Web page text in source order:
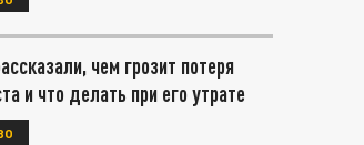
чем грозит потеря
и что делать при его утрате